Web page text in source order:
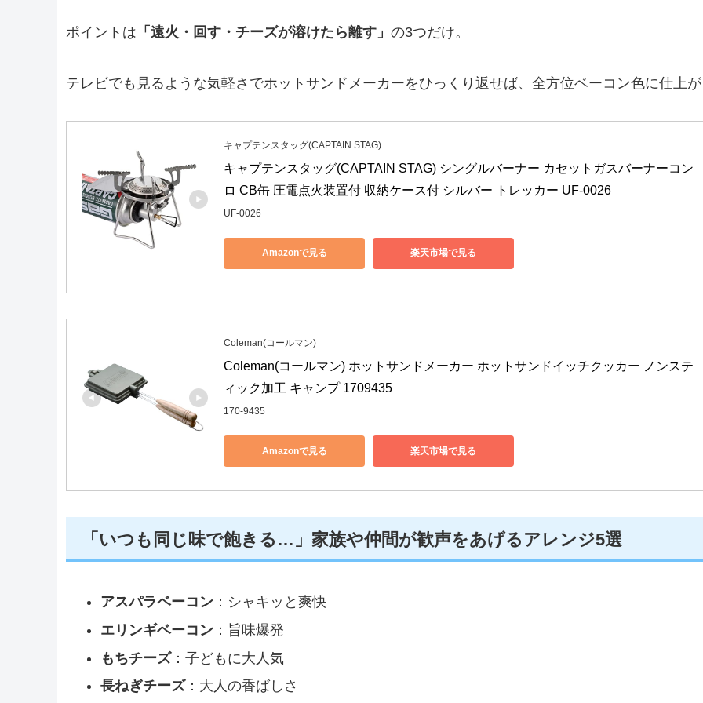
ポイントは 「遠火・回す・チーズが溶けたら離す」 の3つだけ。
テレビでも見るような気軽さでホットサンドメーカーをひっくり返せば、全方位ベーコン色に仕上
キャプテンスタッグ(CAPTAIN STAG)
キャプテンスタッグ(CAPTAIN STAG) シングルバーナー カセットガスバーナーコン
ロ CB缶 圧電点火装置付 収納ケース付 シルバー トレッカー UF-0026
UF-0026
Amazonで見る 楽天市場で見る
Coleman(コールマン)
Coleman(コールマン) ホットサンドメーカー ホットサンドイッチクッカー ノンステ
ィック加工 キャンプ 1709435
170-9435
Amazonで見る 楽天市場で見る
「いつも同じ味で飽きる…」家族や仲間が歓声をあげるアレンジ5選
アスパラベーコン：シャキッと爽快
エリンギベーコン：旨味爆発
もちチーズ：子どもに大人気
長ねぎチーズ：大人の香ばしさ